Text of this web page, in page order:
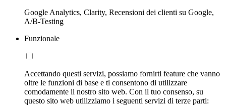
Google Analytics, Clarity, Recensioni dei clienti su Google,
A/B-Testing
Funzionale
Accettando questi servizi, possiamo fornirti feature che vanno
oltre le funzioni di base e ti consentono di utilizzare
comodamente il nostro sito web. Con il tuo consenso, su
questo sito web utilizziamo i seguenti servizi di terze parti: